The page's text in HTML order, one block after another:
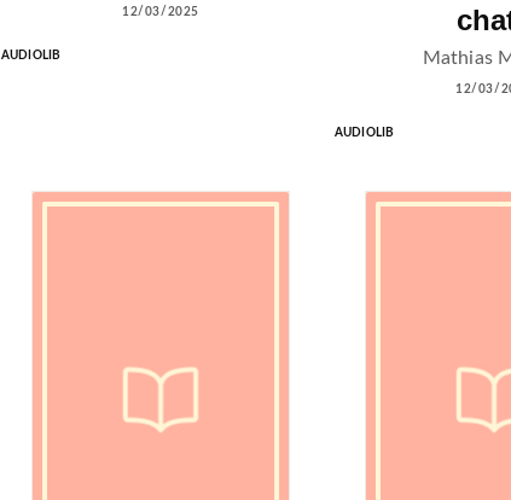
12/03/2025
AUDIOLIB Mathias
12/03/
AUDIOLIB